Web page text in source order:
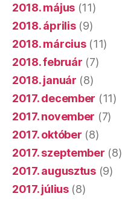
2018. május (11)
2018. április(9)
2018. március(11)
2018. február (7)
2018. január (8)
2017. december (11)
2017. november (7)
2017. október (8)
2017. szeptember (8)
2017. augusztus(9)
2017. július(8)